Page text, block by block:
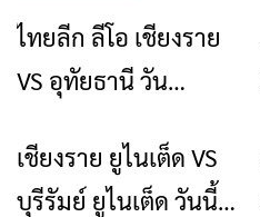
ข่าวเชียงราย
ไทยลีก ลีโอ เชียงราย
VS อุทัยธานี วัน
2566 เวลา 20:00 น.
ข่าวเชียงราย
เชียงราย ยูไนเต็ด VS
บุรีรัมย์ ยูไนเต็ด วันนี้